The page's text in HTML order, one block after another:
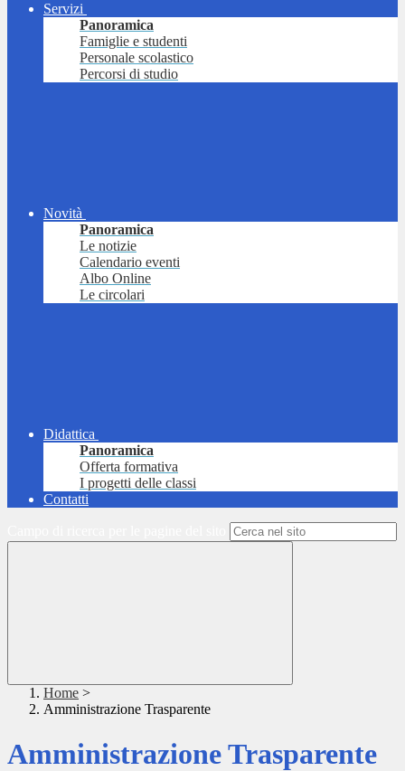
Servizi
Panoramica
Famiglie e studenti
Personale scolastico
Percorsi di studio
Novità
Panoramica
Le notizie
Calendario eventi
Albo Online
Le circolari
Didattica
Panoramica
Offerta formativa
I progetti delle classi
Contatti
Home >
Amministrazione Trasparente
Amministrazione Trasparente